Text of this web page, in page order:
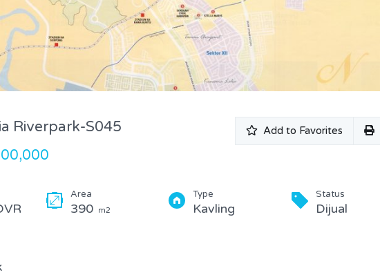
Add to Favorites
Riverpark-S045
Area
390 m2
Type
Kavling
Status
Dijual